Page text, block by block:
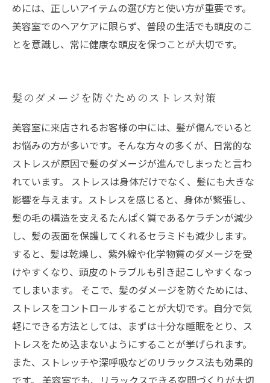
めには、正しいアイテムの選び方と使い方が重要です。
美容室でのヘアケアに限らず、普段の生活でも頭皮のこ
とを意識し、常に健康な頭皮を保つことが大切です。
髪のダメージを防ぐためのストレス対策
美容室に来店されるお客様の中には、髪が傷んでいると
お悩みの方が多いです。そんな方々の多くが、日常的な
ストレスが原因で髪のダメージが進んでしまったと言わ
れています。 ストレスは身体だけでなく、髪にも大きな
影響を与えます。ストレスを感じると、身体が緊張し、
髪の毛の構造を支えるたんぱく質であるケラチンが減少
し、髪の表面を保護してくれるセラミドも減少します。
すると、髪は乾燥し、紫外線や化学物質のダメージを受
けやすくなり、頭皮のトラブルも引き起こしやすくなっ
てしまいます。 そこで、髪のダメージを防ぐためには、
ストレスをコントロールすることが大切です。自分で気
軽にできる方法としては、まずは十分な睡眠をとり、ス
トレスをため込まないようにすることが挙げられます。
また、ストレッチや深呼吸などのリラックス法も効果的
です。 美容室でも、リラックスできる空間づくりが大切